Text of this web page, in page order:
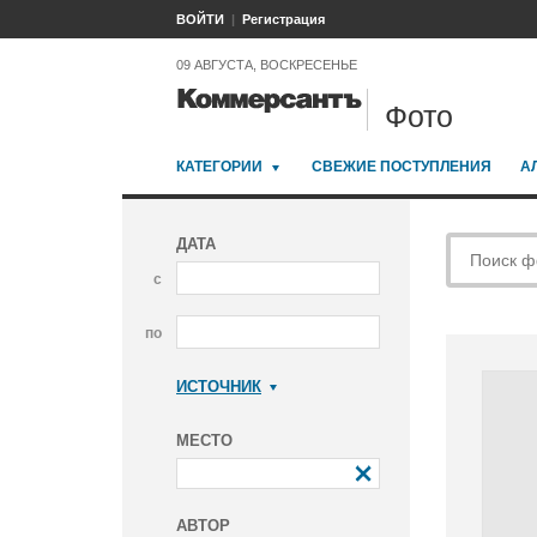
ВОЙТИ Регистрация
09 АВГУСТА, ВОСКРЕСЕНЬЕ
Фото
КАТЕГОРИИ СВЕЖИЕ ПОСТУПЛЕНИЯ
ДАТА
с
по
ИСТОЧНИК
МЕСТО
АВТОР